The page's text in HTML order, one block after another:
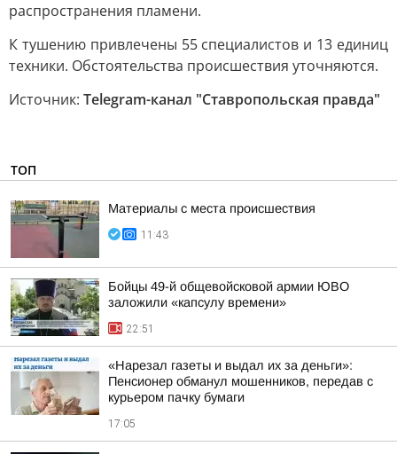
распространения пламени.
К тушению привлечены 55 специалистов и 13 единиц
техники. Обстоятельства происшествия уточняются.
Источник: Telegram-канал "Ставропольская правда"
ТОП
Материалы с места происшествия
11:43
Бойцы 49-й общевойсковой армии ЮВО
заложили «капсулу времени»
22:51
«Нарезал газеты и выдал их за деньги»:
Пенсионер обманул мошенников, передав с
курьером пачку бумаги
17:05